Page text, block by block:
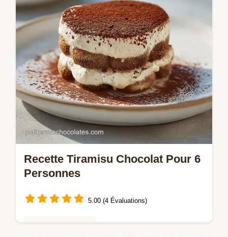
température précis et une checklist des…
Recette Tiramisu Chocolat Pour 6
Personnes
5.00 (4 Évaluations)